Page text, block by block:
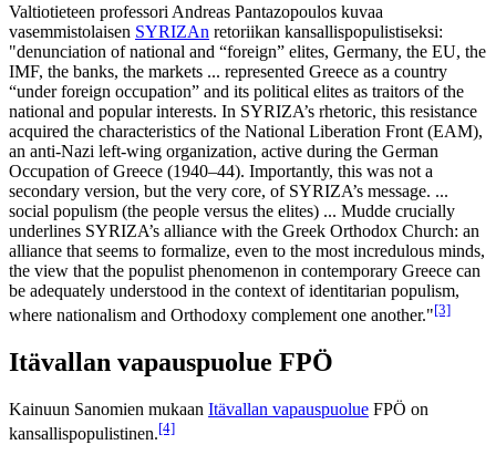
Valtiotieteen professori Andreas Pantazopoulos kuvaa
vasemmistolaisen SYRIZAn retoriikan kansallispopulistiseksi:
"denunciation of national and “foreign” elites, Germany, the EU, the
IMF, the banks, the markets ... represented Greece as a country
“under foreign occupation” and its political elites as traitors of the
national and popular interests. In SYRIZA’s rhetoric, this resistance
acquired the characteristics of the National Liberation Front (EAM),
an anti-Nazi left-wing organization, active during the German
Occupation of Greece (1940–44). Importantly, this was not a
secondary version, but the very core, of SYRIZA’s message. ...
social populism (the people versus the elites) ... Mudde crucially
underlines SYRIZA’s alliance with the Greek Orthodox Church: an
alliance that seems to formalize, even to the most incredulous minds,
the view that the populist phenomenon in contemporary Greece can
be adequately understood in the context of identitarian populism,
where nationalism and Orthodoxy complement one another."[3]
Itävallan vapauspuolue FPÖ
Kainuun Sanomien mukaan Itävallan vapauspuolue FPÖ on
kansallispopulistinen.[4]